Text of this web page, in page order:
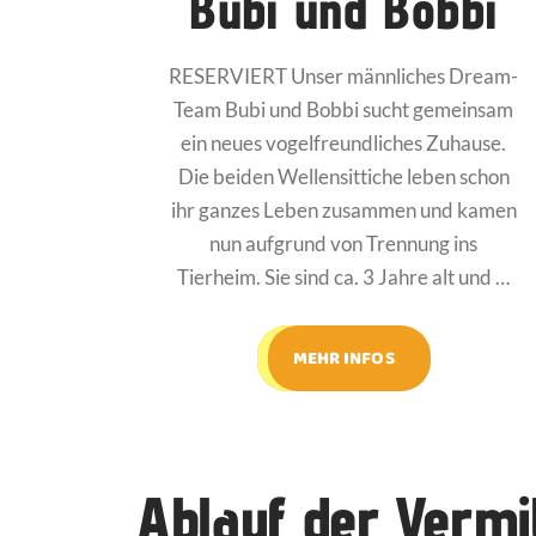
RESERVIERT Unser männliches Dream-
Team Bubi und Bobbi sucht gemeinsam
ein neues vogelfreundliches Zuhause.
Die beiden Wellensittiche leben schon
ihr ganzes Leben zusammen und kamen
nun aufgrund von Trennung ins
Tierheim. Sie sind ca. 3 Jahre alt und …
MEHR INFOS
Ablauf der